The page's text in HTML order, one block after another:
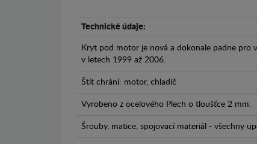
Technické údaje:
Kryt pod motor je nová a dokonale padne pro
v letech 1999 až 2006.
Štít chrání: motor, chladič
Vyrobeno z ocelového Plech o tloušťce 2 mm.
Šrouby, matice, spojovací materiál - všechny